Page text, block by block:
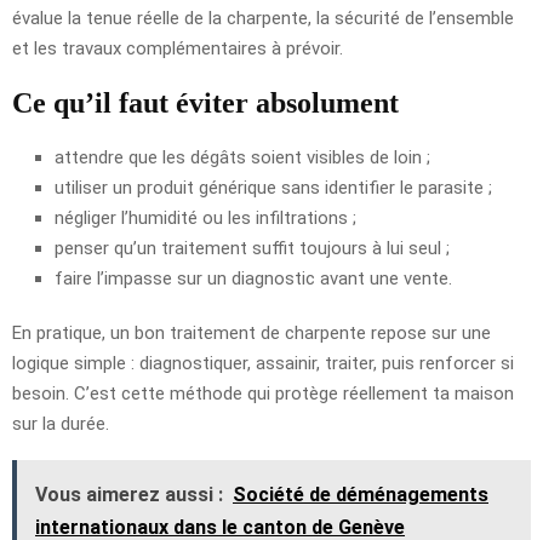
évalue la tenue réelle de la charpente, la sécurité de l’ensemble
et les travaux complémentaires à prévoir.
Ce qu’il faut éviter absolument
attendre que les dégâts soient visibles de loin ;
utiliser un produit générique sans identifier le parasite ;
négliger l’humidité ou les infiltrations ;
penser qu’un traitement suffit toujours à lui seul ;
faire l’impasse sur un diagnostic avant une vente.
En pratique, un bon traitement de charpente repose sur une
logique simple : diagnostiquer, assainir, traiter, puis renforcer si
besoin. C’est cette méthode qui protège réellement ta maison
sur la durée.
Vous aimerez aussi : Société de déménagements
internationaux dans le canton de Genève